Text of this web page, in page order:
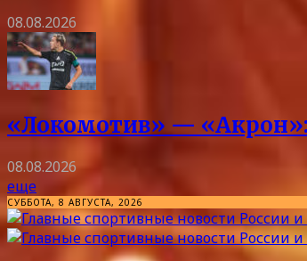
08.08.2026
«Локомотив» — «Акрон»:
08.08.2026
еще
СУББОТА, 8 АВГУСТА, 2026